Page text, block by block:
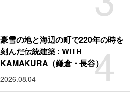
4
豪雪の地と海辺の町で220年の時を
刻んだ伝統建築 : WITH
KAMAKURA（鎌倉・長谷）
2026.08.04